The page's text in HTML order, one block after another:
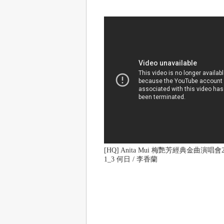
[HQ] Anita Mui 梅艷芳經典金曲演唱會
1_3 何日 / 李香蘭